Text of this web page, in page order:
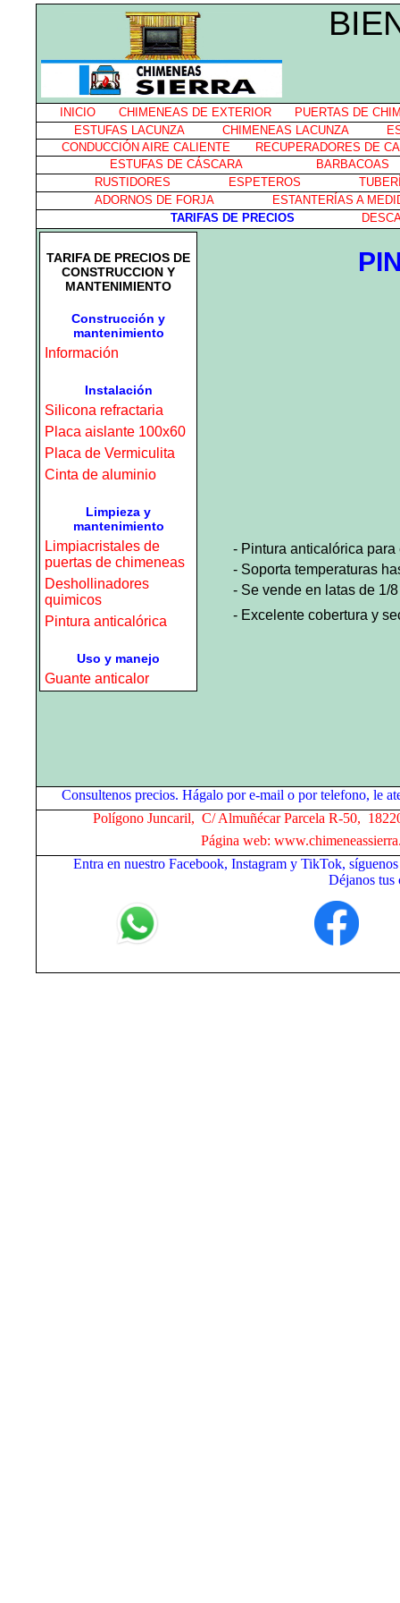
INICIO CHIMENEAS DE EXTERIOR
PUERTAS DE
ESTUFAS LACUNZA
CHIMENEAS LACUNZA
CONDUCCIÓN AIRE CALIENTE
RECUPERADORES DE
ESTUFAS DE CÁSCARA
BARBACOAS
RUSTIDORES
ESPETEROS
ADORNOS DE FORJA
ESTANTERÍAS A
TARIFAS DE PRECIOS
TARIFA DE PRECIOS DE
CONSTRUCCION Y
MANTENIMIENTO
Construcción y
mantenimiento
Información
Instalación
Silicona refractaria
Placa aislante 100x60
Placa de Vermiculita
Cinta de aluminio
Limpieza y
mantenimiento
Limpiacristales de
puertas de chimeneas
Deshollinadores
quimicos
Pintura anticalórica
Uso y manejo
Guante anticalor
- Pintura anticalórica
- Soporta temperaturas
- Se vende en latas de 1/
- Excelente cobertura y
Consultenos precios. Hágalo por e-mail o por telefono, le
Polígono Juncaril, C/ Almuñécar Parcela R-50,
Página web:
Entra en nuestro Facebook, Instagram y TikTok,
Déjanos tus